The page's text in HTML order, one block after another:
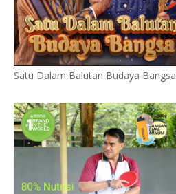
Satu Dalam Balutan Budaya Bangsa